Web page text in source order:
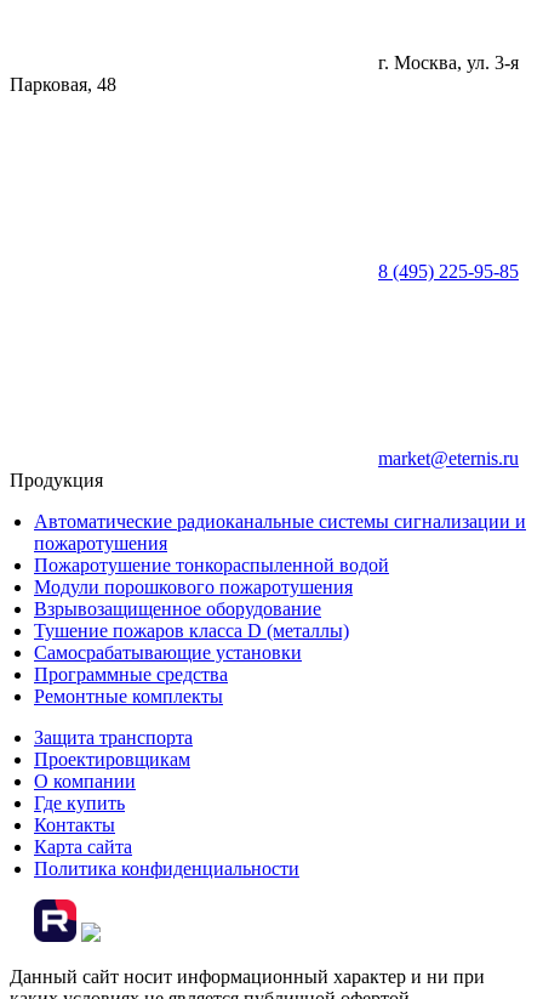
г. Москва, ул. 3-я
Парковая, 48
8 (495) 225-95-85
market@eternis.ru
Продукция
Автоматические радиоканальные системы сигнализации и
пожаротушения
Пожаротушение тонкораспыленной водой
Модули порошкового пожаротушения
Взрывозащищенное оборудование
Тушение пожаров класса D (металлы)
Самосрабатывающие установки
Программные средства
Ремонтные комплекты
Защита транспорта
Проектировщикам
О компании
Где купить
Контакты
Карта сайта
Политика конфиденциальности
Данный сайт носит информационный характер и ни при